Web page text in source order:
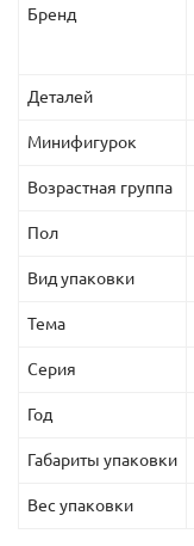
Бренд
Деталей
Минифигурок
Возрастная группа
Пол
Вид упаковки
Тема
Серия
Год
Габариты упаковки
Вес упаковки